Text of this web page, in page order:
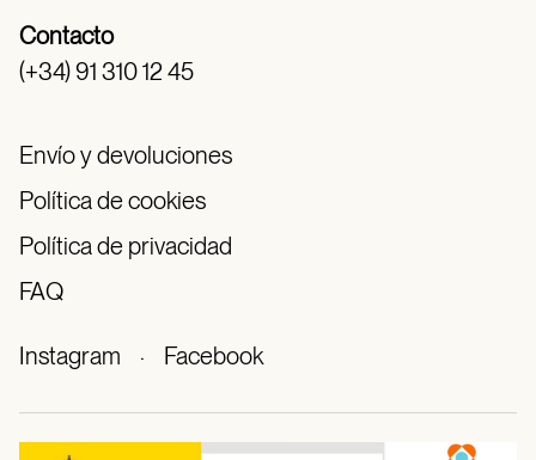
Contacto
(+34) 91 310 12 45
Envío y devoluciones
Política de cookies
Política de privacidad
FAQ
Instagram · Facebook